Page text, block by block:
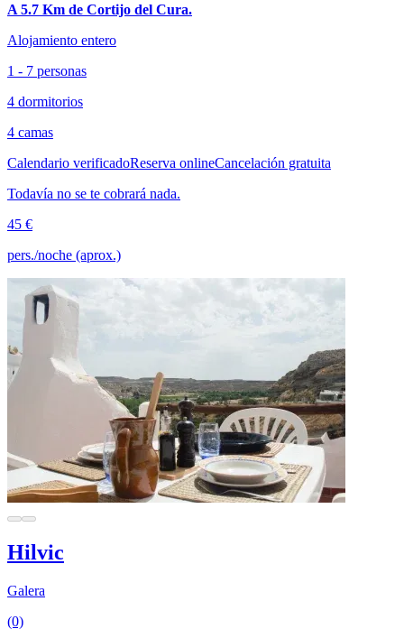
A 5.7 Km de Cortijo del Cura.
Alojamiento entero
1 - 7 personas
4 dormitorios
4 camas
Calendario verificadoReserva onlineCancelación gratuita
Todavía no se te cobrará nada.
45 €
pers./noche (aprox.)
Hilvic
Galera
(0)